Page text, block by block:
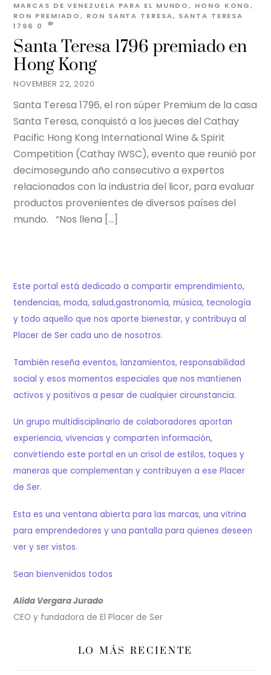
NOVEMBER 22, 2020
Santa Teresa 1796 premiado en
Hong Kong
MARCAS DE VENEZUELA PARA EL MUNDO, HONG KONG,
RON PREMIADO, RON SANTA TERESA, SANTA TERESA
1796 0
Santa Teresa 1796, el ron súper Premium de la casa
Santa Teresa, conquistó a los jueces del Cathay
Pacific Hong Kong International Wine & Spirit
Competition (Cathay IWSC), evento que reunió por
decimosegundo año consecutivo a expertos
relacionados con la industria del licor, para evaluar
productos provenientes de diversos países del
mundo. “Nos llena […]
Este portal está dedicado a compartir emprendimiento,
tendencias, moda, salud,gastronomía, música, tecnología
y todo aquello que nos aporte bienestar, y contribuya al
Placer de Ser cada uno de nosotros.
También reseña eventos, lanzamientos, responsabilidad
social y esos momentos especiales que nos mantienen
activos y positivos a pesar de cualquier circunstancia.
Un grupo multidisciplinario de colaboradores aportan
experiencia, vivencias y comparten información,
convirtiendo este portal en un crisol de estilos, toques y
maneras que complementan y contribuyen a ese Placer
de Ser.
Esta es una ventana abierta para las marcas, una vitrina
para emprendedores y una pantalla para quienes deseen
ver y ser vistos.
Sean bienvenidos todos
Alida Vergara Jurado
CEO y fundadora de El Placer de Ser
LO MÁS RECIENTE